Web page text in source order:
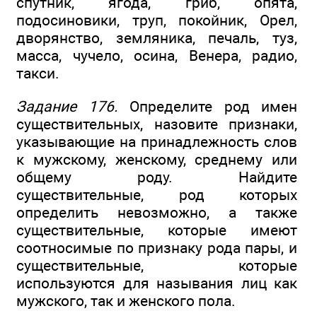
подосиновики, труп, покойник, Орел,
дворянство, земляника, печаль, туз,
масса, чучело, осина, Венера, радио,
такси.
Задание 176. Определите род имен
существительных, назовите признаки,
указывающие на принадлежность слов
к мужскому, женскому, среднему или
общему роду. Найдите
существительные, род которых
определить невозможно, а также
существительные, которые имеют
соотносимые по признаку рода пары, и
существительные, которые
используются для называния лиц как
мужского, так и женского пола.